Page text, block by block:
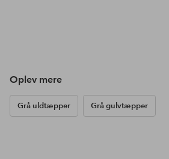
Oplev mere
Grå uldtæpper Grå gulvtæpper